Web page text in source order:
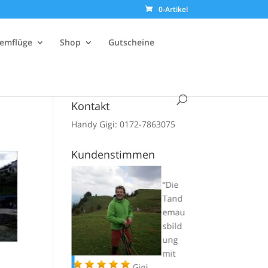
0-Artikel
Shop Gutscheine
Kontakt
Handy Gigi: 0172-7863075
Kundenstimmen
Die
Tand
emau
sbild
ung
mit